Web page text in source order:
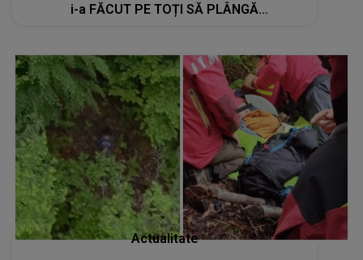
i-a FĂCUT PE TOȚI SĂ PLÂNGĂ
Actualitate